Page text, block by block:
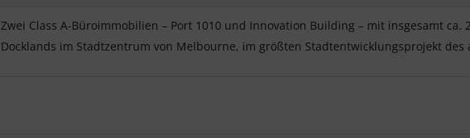
Zwei Class A-Büroimmobilien – Port 1010 und Innovation Building – mit insgesamt ca.
Docklands im Stadtzentrum von Melbourne, im größten Stadtentwicklungsprojekt